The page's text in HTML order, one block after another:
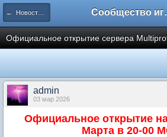
← Новости / News
Официальное открытие сервера
admin
03 мар 2026
Официальное открытие
Марта в 20-00